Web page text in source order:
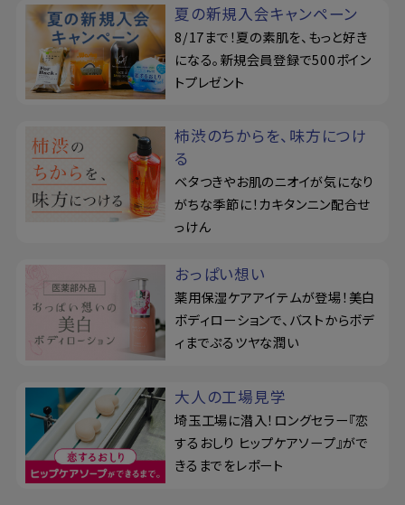
夏の新規入会キャンペーン
8/17まで！夏の素肌を、もっと好き
になる。新規会員登録で500ポイン
トプレゼント
柿渋のちからを、味方につけ
る
ベタつきやお肌のニオイが気になり
がちな季節に！カキタンニン配合せ
っけん
おっぱい想い
薬用保湿ケアアイテムが登場！美白
ボディローションで、バストからボデ
ィまでぷるツヤな潤い
大人の工場見学
埼玉工場に潜入！ロングセラー『恋
するおしり ヒップケアソープ』がで
きるまでをレポート